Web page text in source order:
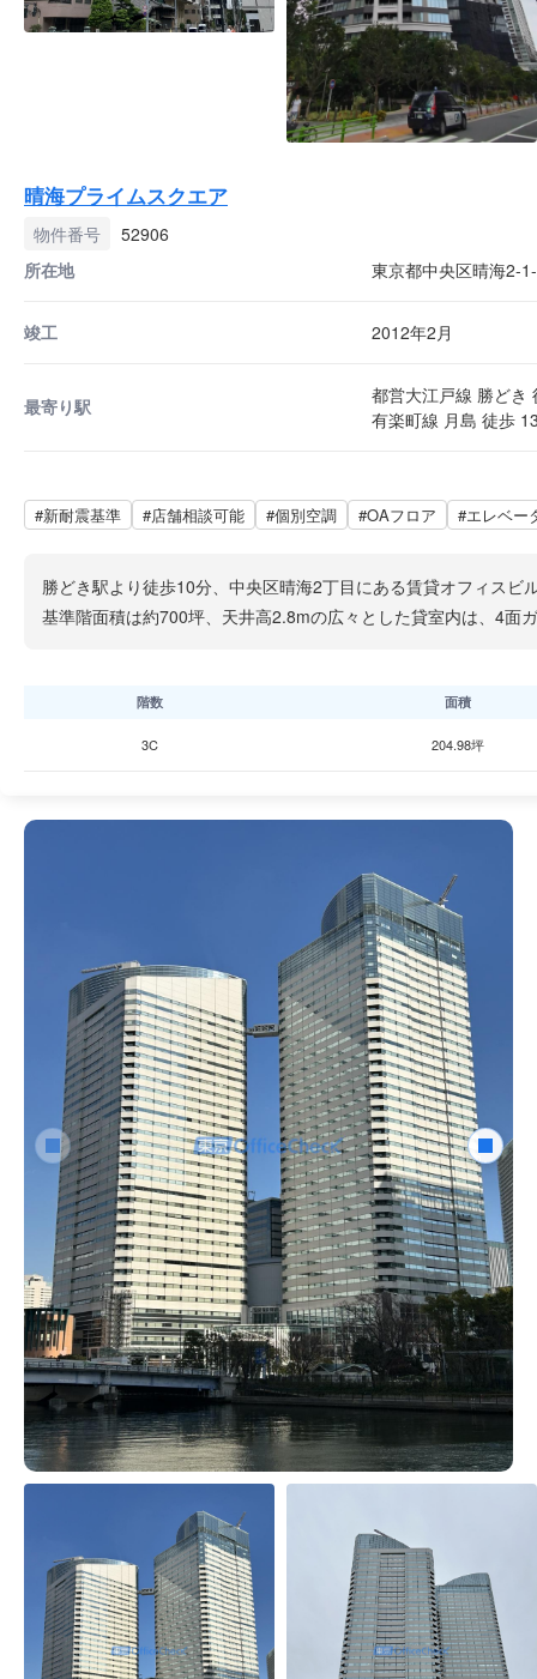
晴海プライムスクエア
物件番号
52906
所在地
東京都中央区晴海2-
竣工 2012年2月
最寄り駅
都営大江戸線 勝どき
有楽町線 月島 徒歩
#新耐震基準 #店舗相談可能 #個別空調 #OAフロア #エレベー
勝どき駅より徒歩10分、中央区晴海2丁目にある賃貸オフィス
基準階面積は約700坪、天井高2.8mの広々とした貸室内は、4面
階数 面積
3C 204.98坪